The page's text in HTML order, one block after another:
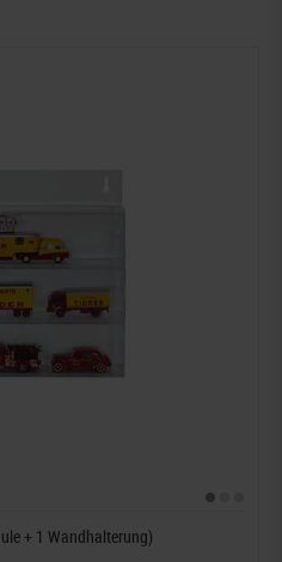
+ 1 Wandhalterung)